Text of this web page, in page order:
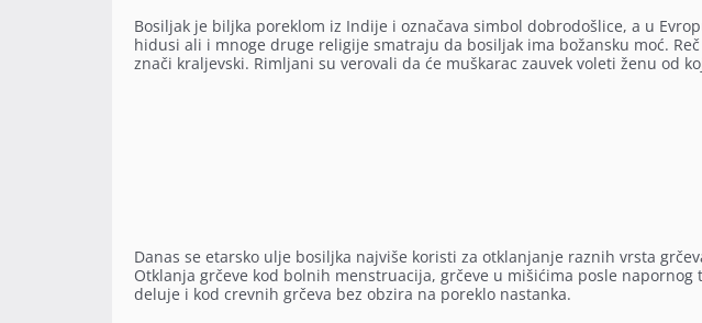
Bosiljak je biljka poreklom iz Indije i označava simbol dobrodošlice, a u
hidusi ali i mnoge druge religije smatraju da bosiljak ima božansku moć.
znači kraljevski. Rimljani su verovali da će muškarac zauvek voleti ženu od
Danas se etarsko ulje bosiljka najviše koristi za otklanjanje raznih vrsta
Otklanja grčeve kod bolnih menstruacija, grčeve u mišićima posle napornog
deluje i kod crevnih grčeva bez obzira na poreklo nastanka.